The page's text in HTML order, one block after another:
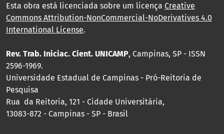
Esta obra está licenciada sobre um licença Creative
Commons Attribution-NonCommercial-NoDerivatives 4.0
International License.
Rev. Trab. Iniciac. Cient. UNICAMP, Campinas, SP - ISSN
2596-1969.
Universidade Estadual de Campinas - Pró-Reitoria de
Pesquisa
Rua da Reitoria, 121 - Cidade Universitária,
13083-872 - Campinas - SP - Brasil